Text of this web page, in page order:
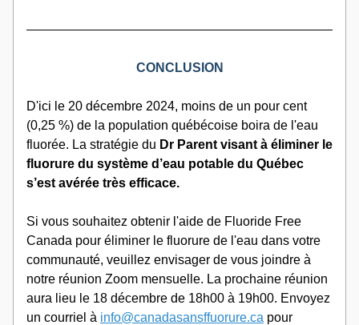
CONCLUSION
D'ici le 20 décembre 2024, moins de un pour cent
(0,25 %) de la population québécoise boira de l'eau
fluorée. La stratégie du Dr Parent visant à éliminer le
fluorure du système d’eau potable du Québec
s’est avérée très efficace.
Si vous souhaitez obtenir l'aide de Fluoride Free
Canada pour éliminer le fluorure de l'eau dans votre
communauté, veuillez envisager de vous joindre à
notre réunion Zoom mensuelle. La prochaine réunion
aura lieu le 18 décembre de 18h00 à 19h00. Envoyez
un courriel à info@canadasansffuorure.ca pour